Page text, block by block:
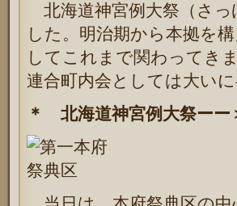
北海道神宮例大祭（さ
した。明治期から本拠を
してこれまで関わってき
連合町内会としては大い
＊ 北海道神宮例大祭ー